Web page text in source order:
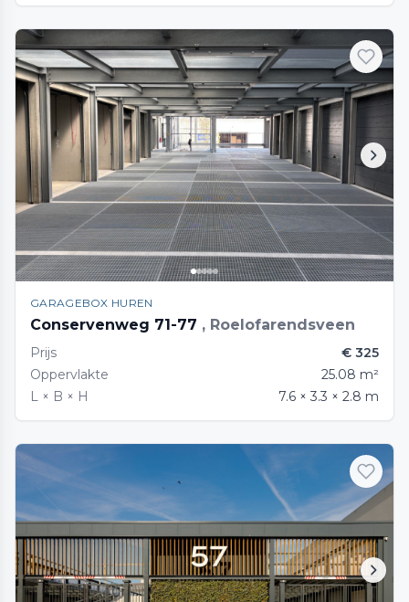
GARAGEBOX HUREN
Conservenweg 71-77 , Roelofarendsveen
Prijs
€ 325
Oppervlakte
25.08 m²
L × B × H
7.6 × 3.3 × 2.8 m